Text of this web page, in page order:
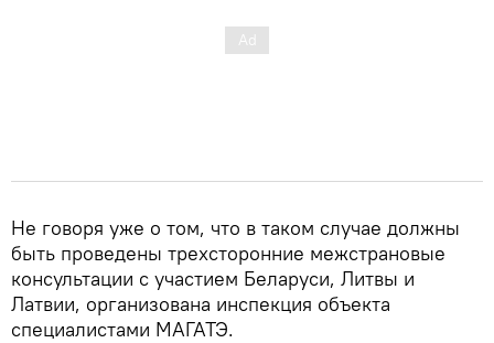
Не говоря уже о том, что в таком случае должны
быть проведены трехсторонние межстрановые
консультации с участием Беларуси, Литвы и
Латвии, организована инспекция объекта
специалистами МАГАТЭ.